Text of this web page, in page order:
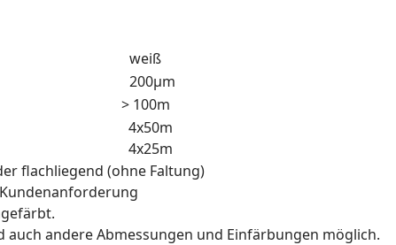
weiß
200µm
> 100m
4x50m
4x25m
flachliegend (ohne Faltung)
auch andere Abmessungen und Einfärbungen möglich.